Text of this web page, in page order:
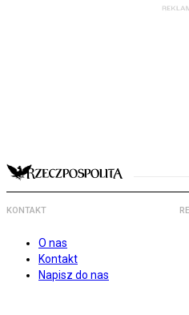
KONTAKT
O nas
Kontakt
Napisz do nas